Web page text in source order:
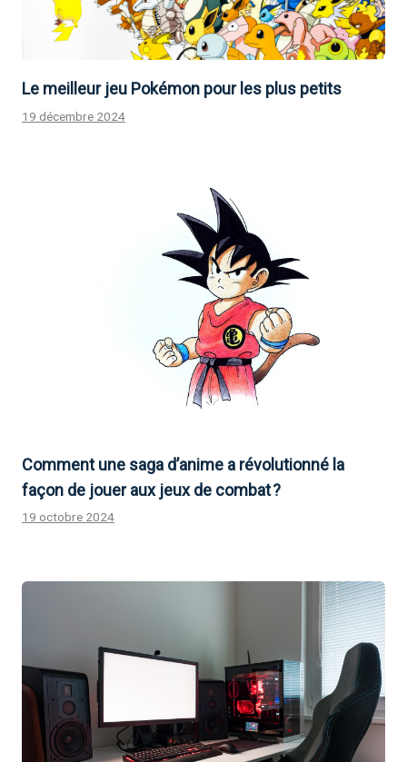
Le meilleur jeu Pokémon pour les plus petits
19 décembre 2024
Comment une saga d’anime a révolutionné la
façon de jouer aux jeux de combat ?
19 octobre 2024